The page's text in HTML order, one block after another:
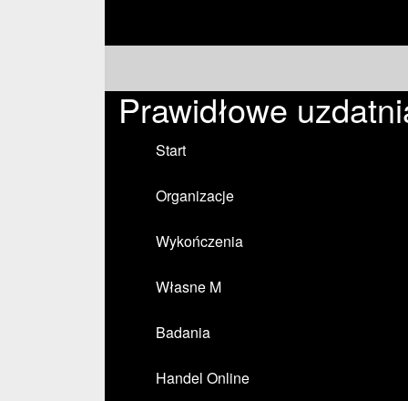
Prawidłowe
Start
Organizacje
Wykończenia
Własne M
Badania
Handel Online